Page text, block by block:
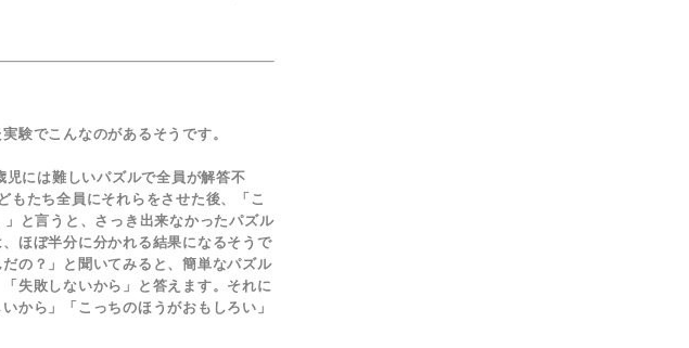
験でこんなのがあるそうです。
には難しいパズルで全員が解答不
もたち全員にそれらをさせた後、「こ
と言うと、さっき出来なかったパズル
ほぼ半分に分かれる結果になるそうで
の？」と聞いてみると、簡単なパズル
失敗しないから」と答えます。それに
から」「こっちのほうがおもしろい」